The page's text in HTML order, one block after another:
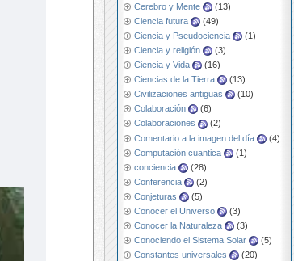
Cerebro y Mente
(13)
Ciencia futura
(49)
Ciencia y Pseudociencia
(1)
Ciencia y religión
(3)
Ciencia y Vida
(16)
Ciencias de la Tierra
(13)
Civilizaciones antiguas
(10)
Colaboración
(6)
Colaboraciones
(2)
Comentario a la imagen del día
(4)
Computación cuantica
(1)
conciencia
(28)
Conferencia
(2)
Conjeturas
(5)
Conocer el Universo
(3)
Conocer la Naturaleza
(3)
Conociendo el Sistema Solar
(5)
Constantes universales
(20)